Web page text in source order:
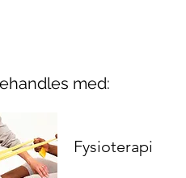
med:
Fysioterapi